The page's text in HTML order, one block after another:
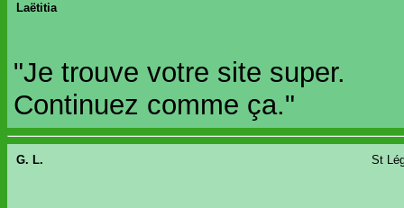
Laëtitia
"Je trouve votre site super.
Continuez comme ça."
G. L. St